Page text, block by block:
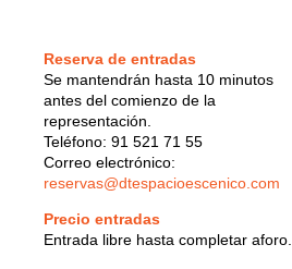
Reserva de entradas
Se mantendrán hasta 10 minutos
antes del comienzo de la
representación.
Teléfono: 91 521 71 55
Correo electrónico:
reservas@dtespacioescenico.com
Precio entradas
Entrada libre hasta completar aforo.